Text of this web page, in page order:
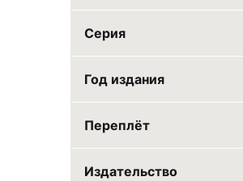
Серия
Год издания
Переплёт
Издательство